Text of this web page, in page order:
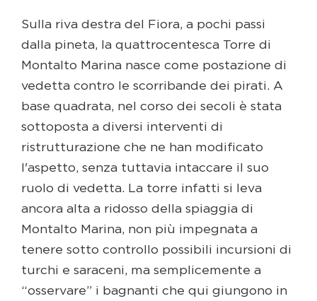
Sulla riva destra del Fiora, a pochi passi
dalla pineta, la quattrocentesca Torre di
Montalto Marina nasce come postazione di
vedetta contro le scorribande dei pirati. A
base quadrata, nel corso dei secoli è stata
sottoposta a diversi interventi di
ristrutturazione che ne han modificato
l'aspetto, senza tuttavia intaccare il suo
ruolo di vedetta. La torre infatti si leva
ancora alta a ridosso della spiaggia di
Montalto Marina, non più impegnata a
tenere sotto controllo possibili incursioni di
turchi e saraceni, ma semplicemente a
“osservare” i bagnanti che qui giungono in